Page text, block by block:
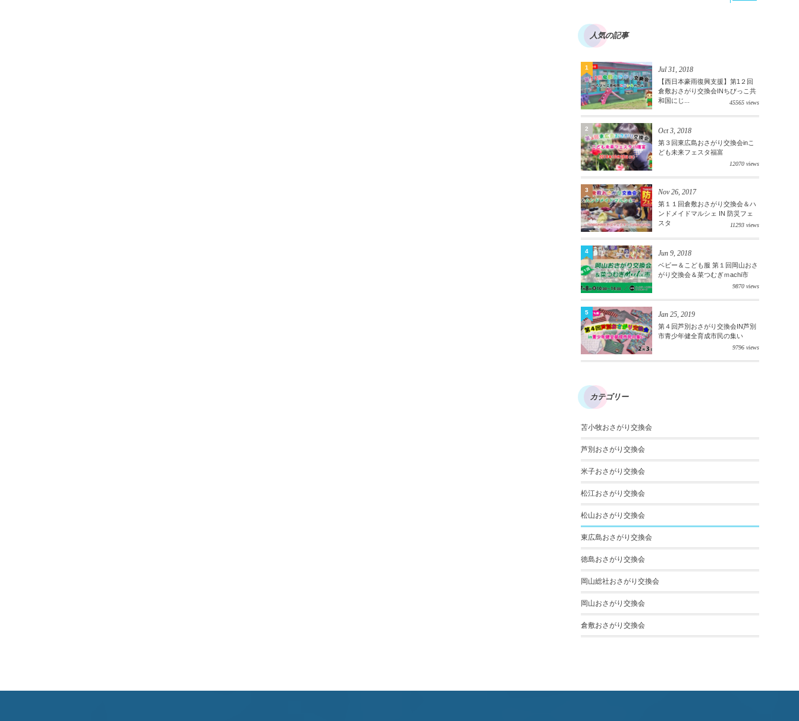
人気の記事
Jul 31, 2018
【西日本豪雨復興支援】第1２回
倉敷おさがり交換会INちびっこ共
和国にじ...
45565 views
1
Oct 3, 2018
第３回東広島おさがり交換会inこ
ども未来フェスタ福富
12070 views
2
Nov 26, 2017
第１１回倉敷おさがり交換会＆ハ
ンドメイドマルシェ IN 防災フェ
スタ
11293 views
3
Jun 9, 2018
ベビー＆こども服 第１回岡山おさ
がり交換会＆菜つむぎｍachi市
9870 views
4
Jan 25, 2019
第４回芦別おさがり交換会IN芦別
市青少年健全育成市民の集い
9796 views
5
カテゴリー
苫小牧おさがり交換会
芦別おさがり交換会
米子おさがり交換会
松江おさがり交換会
松山おさがり交換会
東広島おさがり交換会
徳島おさがり交換会
岡山総社おさがり交換会
岡山おさがり交換会
倉敷おさがり交換会